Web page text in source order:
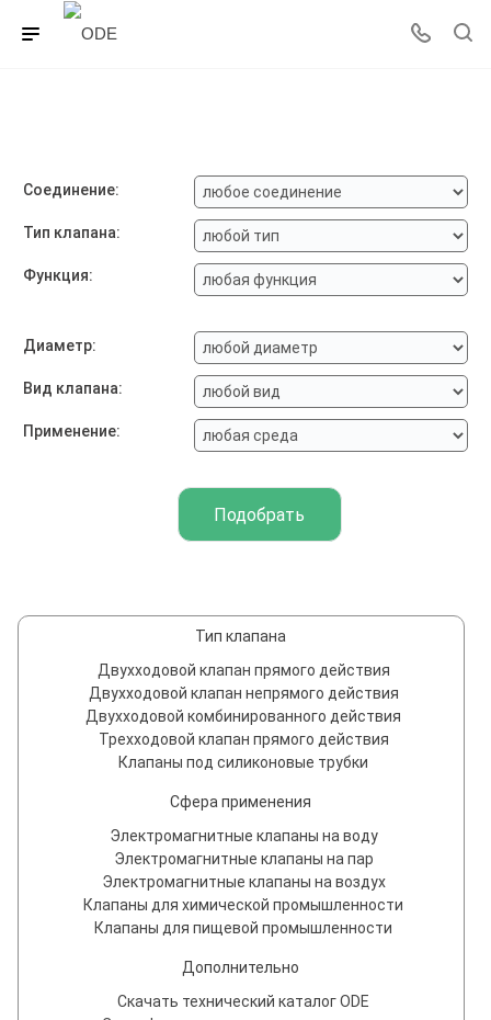
Соединение:
Тип клапана:
Функция:
Диаметр:
Вид клапана:
Применение:
Тип клапана
Двухходовой клапан прямого действия
Двухходовой клапан непрямого действия
Двухходовой комбинированного действия
Трехходовой клапан прямого действия
Клапаны под силиконовые трубки
Сфера применения
Электромагнитные клапаны на воду
Электромагнитные клапаны на пар
Электромагнитные клапаны на воздух
Клапаны для химической промышленности
Клапаны для пищевой промышленности
Дополнительно
Скачать технический каталог ODE